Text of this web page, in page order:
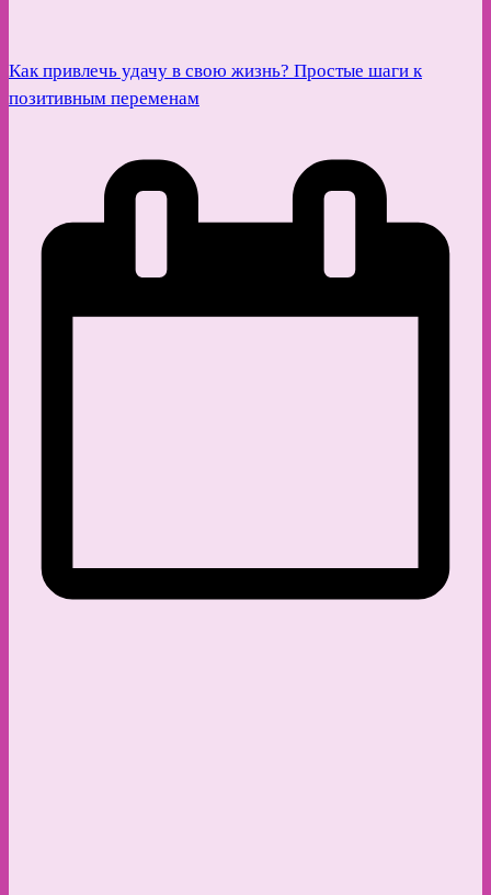
Как привлечь удачу в свою жизнь? Простые шаги к
позитивным переменам